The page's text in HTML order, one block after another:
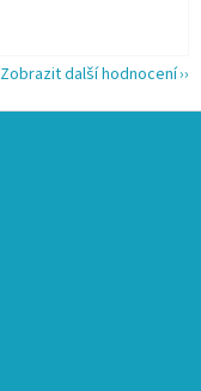
Zobrazit další hodnocení